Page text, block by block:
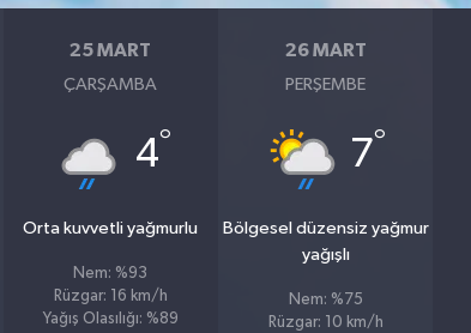
25 MART
ÇARŞAMBA
4°
Orta kuvvetli yağmurlu
Nem: %93
Rüzgar: 16 km/h
Yağış Olasılığı: %89
26 MART
PERŞEMBE
7°
Bölgesel düzensiz yağmur
yağışlı
Nem: %75
Rüzgar: 10 km/h